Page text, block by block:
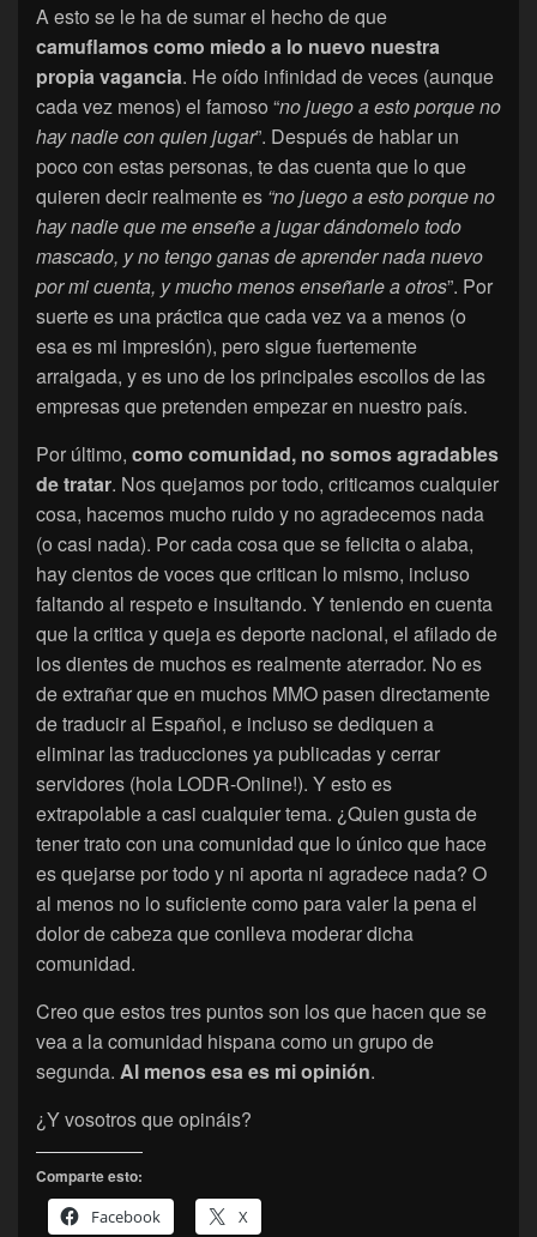
A esto se le ha de sumar el hecho de que
camuflamos como miedo a lo nuevo nuestra
propia vagancia. He oído infinidad de veces (aunque
cada vez menos) el famoso “no juego a esto porque no
hay nadie con quien jugar”. Después de hablar un
poco con estas personas, te das cuenta que lo que
quieren decir realmente es “no juego a esto porque no
hay nadie que me enseñe a jugar dándomelo todo
mascado, y no tengo ganas de aprender nada nuevo
por mi cuenta, y mucho menos enseñarle a otros”. Por
suerte es una práctica que cada vez va a menos (o
esa es mi impresión), pero sigue fuertemente
arraigada, y es uno de los principales escollos de las
empresas que pretenden empezar en nuestro país.
Por último, como comunidad, no somos agradables
de tratar. Nos quejamos por todo, criticamos cualquier
cosa, hacemos mucho ruido y no agradecemos nada
(o casi nada). Por cada cosa que se felicita o alaba,
hay cientos de voces que critican lo mismo, incluso
faltando al respeto e insultando. Y teniendo en cuenta
que la critica y queja es deporte nacional, el afilado de
los dientes de muchos es realmente aterrador. No es
de extrañar que en muchos MMO pasen directamente
de traducir al Español, e incluso se dediquen a
eliminar las traducciones ya publicadas y cerrar
servidores (hola LODR-Online!). Y esto es
extrapolable a casi cualquier tema. ¿Quien gusta de
tener trato con una comunidad que lo único que hace
es quejarse por todo y ni aporta ni agradece nada? O
al menos no lo suficiente como para valer la pena el
dolor de cabeza que conlleva moderar dicha
comunidad.
Creo que estos tres puntos son los que hacen que se
vea a la comunidad hispana como un grupo de
segunda. Al menos esa es mi opinión.
¿Y vosotros que opináis?
Comparte esto:
Facebook
X